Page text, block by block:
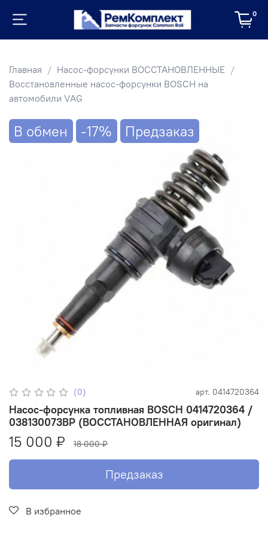
0
Главная
Насос-форсунки ВОССТАНОВЛЕННЫЕ
Восстановленные насос-форсунки BOSCH на
автомобили VAG
В обмен -17% Предзаказ
(0) арт. 0414720364
Насос-форсунка топливная BOSCH 0414720364 /
038130073BP (ВОССТАНОВЛЕННАЯ оригинал)
15 000 ₽ 18 000 ₽
Предзаказ
В избранное